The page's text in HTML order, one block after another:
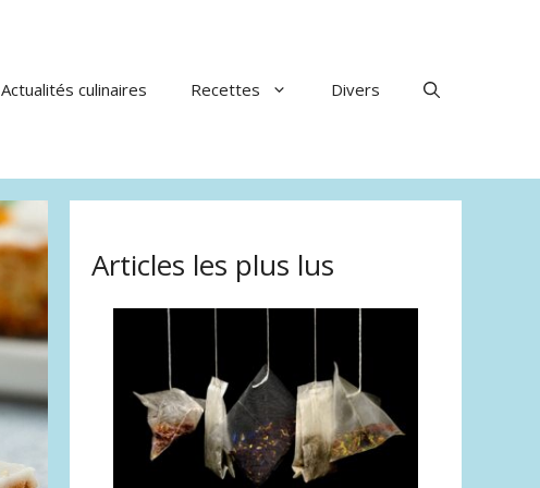
Actualités culinaires Recettes Divers
Articles les plus lus